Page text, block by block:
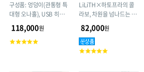
뉴얼 제품)
구성품: 엉덩이(관통형 특
대형 오나홀), USB 히팅
스틱(열이 금방 올라오니,
1분 이상 사용하지 마세
요), 규조토 드라이스틱,
118,000원
고
LiLiTH×하토프라의 콜
라보, 차원을 넘나드는 정
밀 입체 조형으로 아키야
마 린코의 코스튬 모습을
압도적 박력으로 재현! 압
도적인 볼륨의 XL 사이
82,000원
고